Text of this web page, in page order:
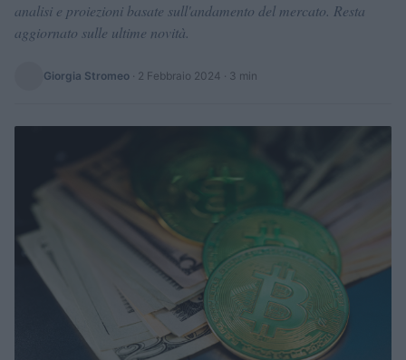
analisi e proiezioni basate sull'andamento del mercato. Resta
aggiornato sulle ultime novità.
Giorgia Stromeo · 2 Febbraio 2024 · 3 min